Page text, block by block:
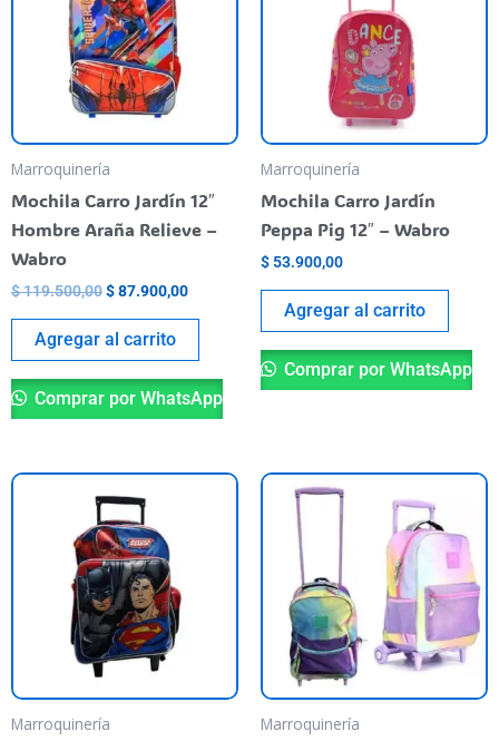
Marroquinería
Mochila Carro Jardín 12″
Hombre Araña Relieve –
Wabro
$119.500,00$87.900,00
Agregar al carrito
Comprar por WhatsApp
Marroquinería
Mochila Carro Jardín
Peppa Pig 12″ – Wabro
$ 53.900,00
Agregar al carrito
Comprar por WhatsApp
Marroquinería Marroquinería